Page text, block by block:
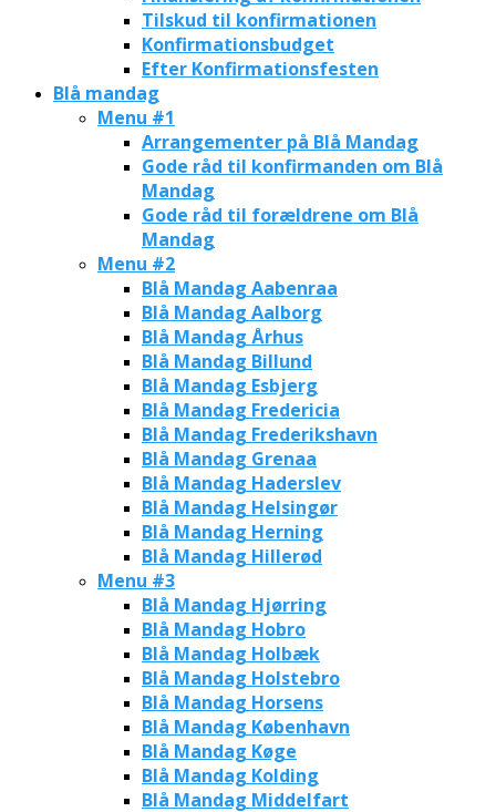
Tilskud til konfirmationen
Konfirmationsbudget
Efter Konfirmationsfesten
Blå mandag
Menu #1
Arrangementer på Blå Mandag
Gode råd til konfirmanden om Blå
Mandag
Gode råd til forældrene om Blå
Mandag
Menu #2
Blå Mandag Aabenraa
Blå Mandag Aalborg
Blå Mandag Århus
Blå Mandag Billund
Blå Mandag Esbjerg
Blå Mandag Fredericia
Blå Mandag Frederikshavn
Blå Mandag Grenaa
Blå Mandag Haderslev
Blå Mandag Helsingør
Blå Mandag Herning
Blå Mandag Hillerød
Menu #3
Blå Mandag Hjørring
Blå Mandag Hobro
Blå Mandag Holbæk
Blå Mandag Holstebro
Blå Mandag Horsens
Blå Mandag København
Blå Mandag Køge
Blå Mandag Kolding
Blå Mandag Middelfart